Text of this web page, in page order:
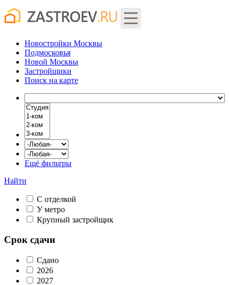
Новостройки Москвы
Подмосковья
Новой Москвы
Застройщики
Поиск на карте
Ещё фильтры
Найти
С отделкой
У метро
Крупный застройщик
Срок сдачи
Сдано
2026
2027